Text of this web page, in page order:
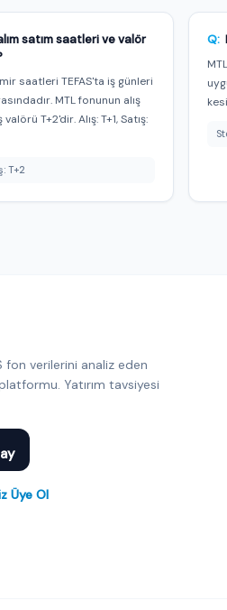
satım saatleri ve valör
saatleri TEFAS'ta iş günleri
MTL fonunun alış
T+2'dir. Alış: T+1, Satış:
T+2
Q:
fon verilerini analiz eden
Yatırım tavsiyesi
Üye Ol